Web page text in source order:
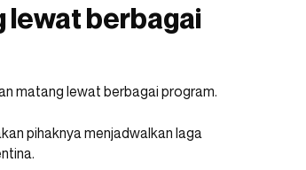
lewat berbagai
matang lewat berbagai program.
pihaknya menjadwalkan laga